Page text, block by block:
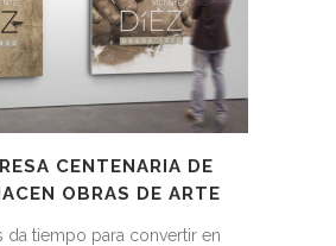
CENTENARIA DE
OBRAS DE ARTE
da tiempo para convertir en